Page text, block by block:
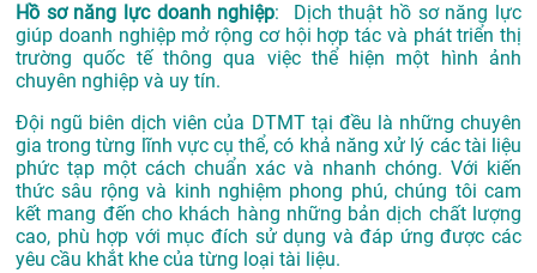
Hồ sơ năng lực doanh nghiệp: Dịch thuật hồ sơ năng lực
giúp doanh nghiệp mở rộng cơ hội hợp tác và phát triển thị
trường quốc tế thông qua việc thể hiện một hình ảnh
chuyên nghiệp và uy tín.
Đội ngũ biên dịch viên của DTMT tại đều là những chuyên
gia trong từng lĩnh vực cụ thể, có khả năng xử lý các tài liệu
phức tạp một cách chuẩn xác và nhanh chóng. Với kiến
thức sâu rộng và kinh nghiệm phong phú, chúng tôi cam
kết mang đến cho khách hàng những bản dịch chất lượng
cao, phù hợp với mục đích sử dụng và đáp ứng được các
yêu cầu khắt khe của từng loại tài liệu.